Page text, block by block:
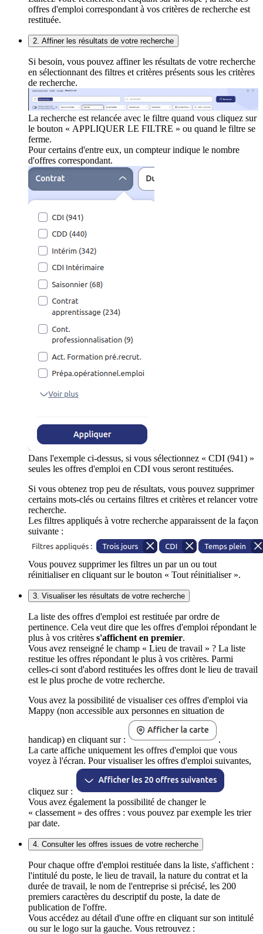
offres d'emploi correspondant à vos critères de recherche est
restituée.
2. Affiner les résultats de votre recherche
Si besoin, vous pouvez affiner les résultats de votre recherche
en sélectionnant des filtres et critères présents sous les critères
de recherche.
La recherche est relancée avec le filtre quand vous cliquez sur
le bouton « APPLIQUER LE FILTRE » ou quand le filtre se
ferme.
Pour certains d'entre eux, un compteur indique le nombre
d'offres correspondant.
Dans l'exemple ci-dessus, si vous sélectionnez « CDI (941) »
seules les offres d'emploi en CDI vous seront restituées.
Si vous obtenez trop peu de résultats, vous pouvez supprimer
certains mots-clés ou certains filtres et critères et relancer votre
recherche.
Les filtres appliqués à votre recherche apparaissent de la façon
suivante :
Vous pouvez supprimer les filtres un par un ou tout
réinitialiser en cliquant sur le bouton « Tout réinitialiser ».
3. Visualiser les résultats de votre recherche
La liste des offres d'emploi est restituée par ordre de
pertinence. Cela veut dire que les offres d'emploi répondant le
plus à vos critères s'affichent en premier.
Vous avez renseigné le champ « Lieu de travail » ? La liste
restitue les offres répondant le plus à vos critères. Parmi
celles-ci sont d'abord restituées les offres dont le lieu de travail
est le plus proche de votre recherche.
Vous avez la possibilité de visualiser ces offres d'emploi via
Mappy (non accessible aux personnes en situation de
handicap) en cliquant sur :
.
La carte affiche uniquement les offres d'emploi que vous
voyez à l'écran. Pour visualiser les offres d'emploi suivantes,
cliquez sur :
Vous avez également la possibilité de changer le
« classement » des offres : vous pouvez par exemple les trier
par date.
4. Consulter les offres issues de votre recherche
Pour chaque offre d'emploi restituée dans la liste, s'affichent :
l'intitulé du poste, le lieu de travail, la nature du contrat et la
durée de travail, le nom de l'entreprise si précisé, les 200
premiers caractères du descriptif du poste, la date de
publication de l'offre.
Vous accédez au détail d'une offre en cliquant sur son intitulé
ou sur le logo sur la gauche. Vous retrouvez :